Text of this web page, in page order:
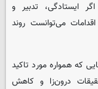
ایستادگی، تدبیر و
می‌توانست روند
که همواره مورد تاکید
درون‌زا و کاهش